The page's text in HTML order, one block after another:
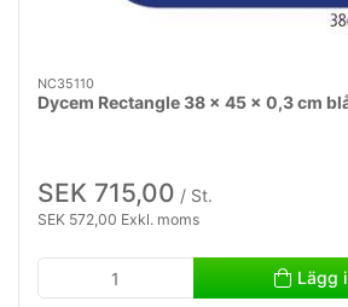
NC35110
Dycem Rectangle 38 x 45 x 0,3 cm
SEK 715,00 / St.
SEK 572,00 Exkl. moms
Lägg